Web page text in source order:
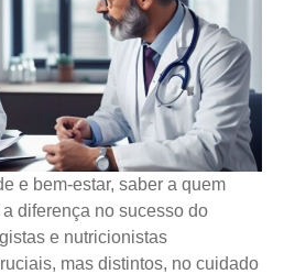
e bem-estar, saber a quem
diferença no sucesso do
e nutricionistas
mas distintos, no cuidado